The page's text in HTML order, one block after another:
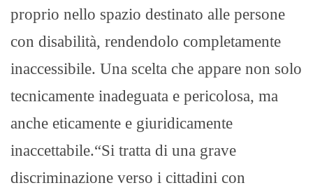
proprio nello spazio destinato alle persone
con disabilità, rendendolo completamente
inaccessibile. Una scelta che appare non solo
tecnicamente inadeguata e pericolosa, ma
anche eticamente e giuridicamente
inaccettabile.“Si tratta di una grave
discriminazione verso i cittadini con